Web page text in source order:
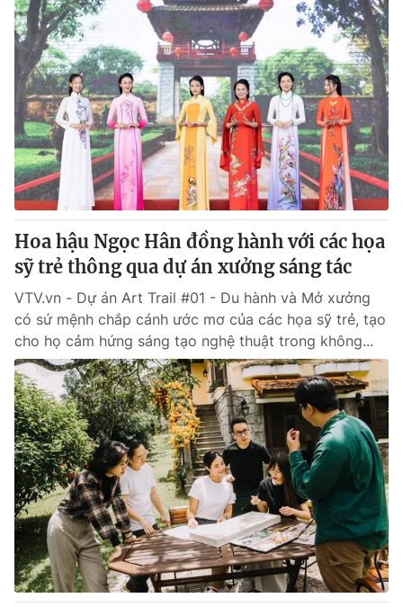
Hoa hậu Ngọc Hân đồng hành với các họa
sỹ trẻ thông qua dự án xưởng sáng tác
VTV.vn - Dự án Art Trail #01 - Du hành và Mở xưởng
có sứ mệnh chắp cánh ước mơ của các họa sỹ trẻ, tạo
cho họ cảm hứng sáng tạo nghệ thuật trong không...